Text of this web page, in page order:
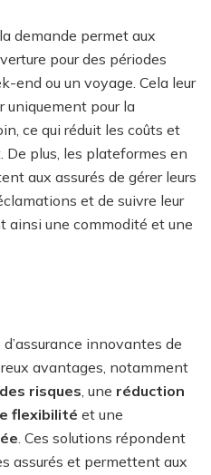
demande permet aux
pour des périodes
end ou un voyage. Cela leur
uniquement pour la
ce qui réduit les coûts et
De plus, les plateformes en
aux assurés de gérer leurs
et de suivre leur
ainsi une commodité et une
innovantes de
avantages, notamment
risques, une réduction
flexibilité et une
. Ces solutions répondent
assurés et permettent aux